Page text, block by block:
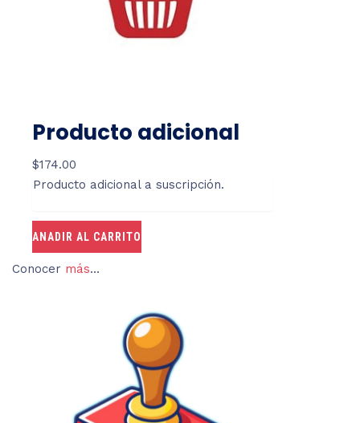
Producto adicional
$174.00
Producto adicional a suscripción.
ANADIR AL CARRITO
Conocer más…